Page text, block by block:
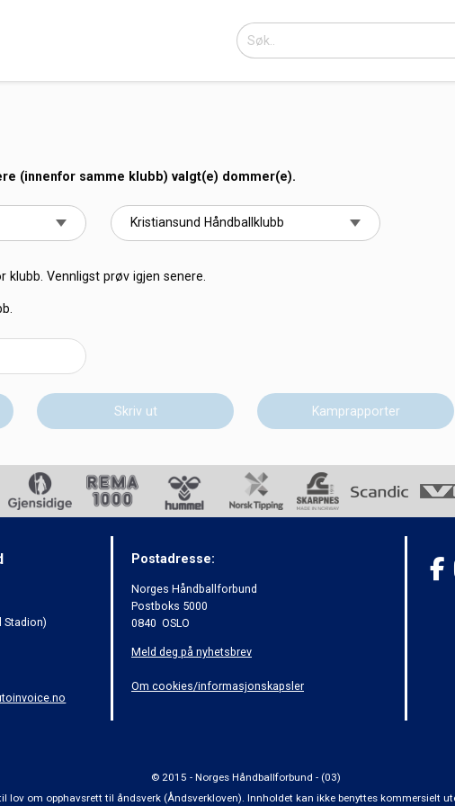
(innenfor samme klubb) valgt(e) dommer(e).
Vennligst prøv igjen senere.
Skriv ut Kamprapporter
Stadion)
Postadresse:
Norges Håndballforbund
Postboks 5000
0840 OSLO
Meld deg på nyhetsbrev
Om cookies/informasjonskapsler
© 2015 - Norges Håndballforbund - (03)
lov om opphavsrett til åndsverk (Åndsverkloven). Innholdet kan ikke benyttes kommersielt